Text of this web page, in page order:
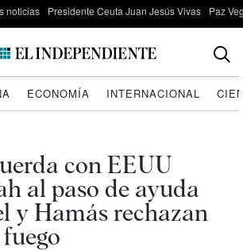
noticias Presidente Ceuta Juan Jesús Vivas Paz
ECONOMÍA INTERNACIONAL
con EEUU
al paso de ayuda
y Hamás rechazan